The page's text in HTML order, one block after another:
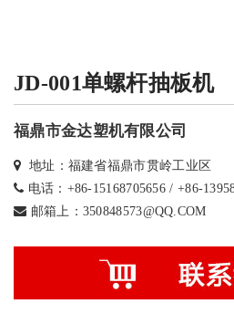
JD-001单螺杆抽板机
福鼎市金达塑机有限公司
地址：福建省福鼎市贯岭工业区
电话：+86-15168705656 / +86-
邮箱上：350848573@QQ.COM